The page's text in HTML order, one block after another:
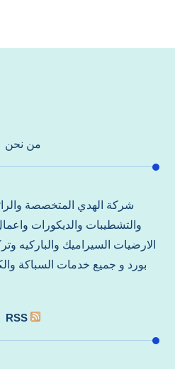
من نحن
شركة الهدي المتخصصة
والتشطيبات والديكورات
الارضيات السيراميك والباركيه
بورد و جميع خدمات السباكة
RSS